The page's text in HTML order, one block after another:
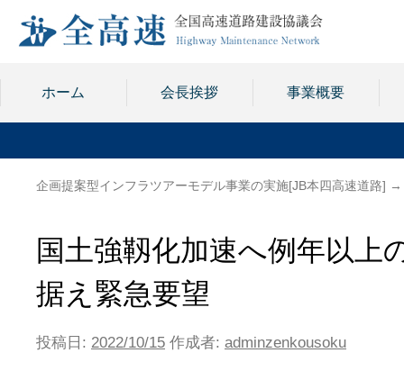
ホーム 会長挨拶 事業概要
企画提案型インフラツアーモデル事業の実施[JB本四高速道路] →
国土強靱化加速へ例年以
据え緊急要望
投稿日: 2022/10/15 作成者: adminzenkousoku